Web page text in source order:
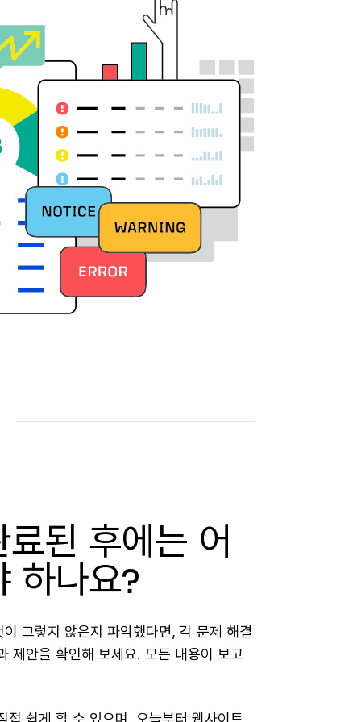
료된 후에는 어
하나요?
그렇지 않은지 파악했다면, 각 문제 해결
제안을 확인해 보세요. 모든 내용이 보고
접 쉽게 할 수 있으며, 오늘부터 웹사이트